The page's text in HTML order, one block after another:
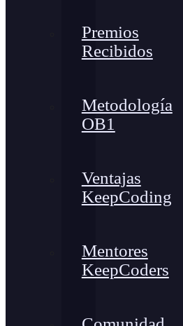
Premios
Recibidos
Metodología
OB1
Ventajas
KeepCoding
Mentores
KeepCoders